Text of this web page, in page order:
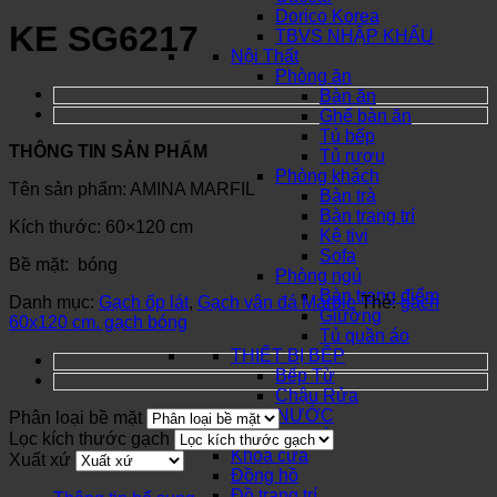
Dorico Korea
TBVS NHẬP KHẨU
Nội Thất
Phòng ăn
Bàn ăn
Ghế bàn ăn
Tủ bếp
Tủ rượu
Phòng khách
Bàn trà
Bàn trang trí
Kệ tivi
Sofa
Phòng ngủ
Bàn trang điểm
Giường
Tủ quần áo
THIẾT BỊ BẾP
Bếp Từ
Chậu Rửa
SƠN NƯỚC
Đèn trang trí
Khóa cửa
Đồng hồ
KE SG6217
THÔNG TIN SẢN PHẨM
Tên sản phẩm: AMINA MARFIL
Kích thước: 60×120 cm
Bề mặt: bóng
Danh mục: Gạch ốp lát, Gạch vân đá Marble Thẻ:gạch
60x120 cm. gạch bóng
Phân loại bề mặt
Lọc kích thước gạch
Xuất xứ